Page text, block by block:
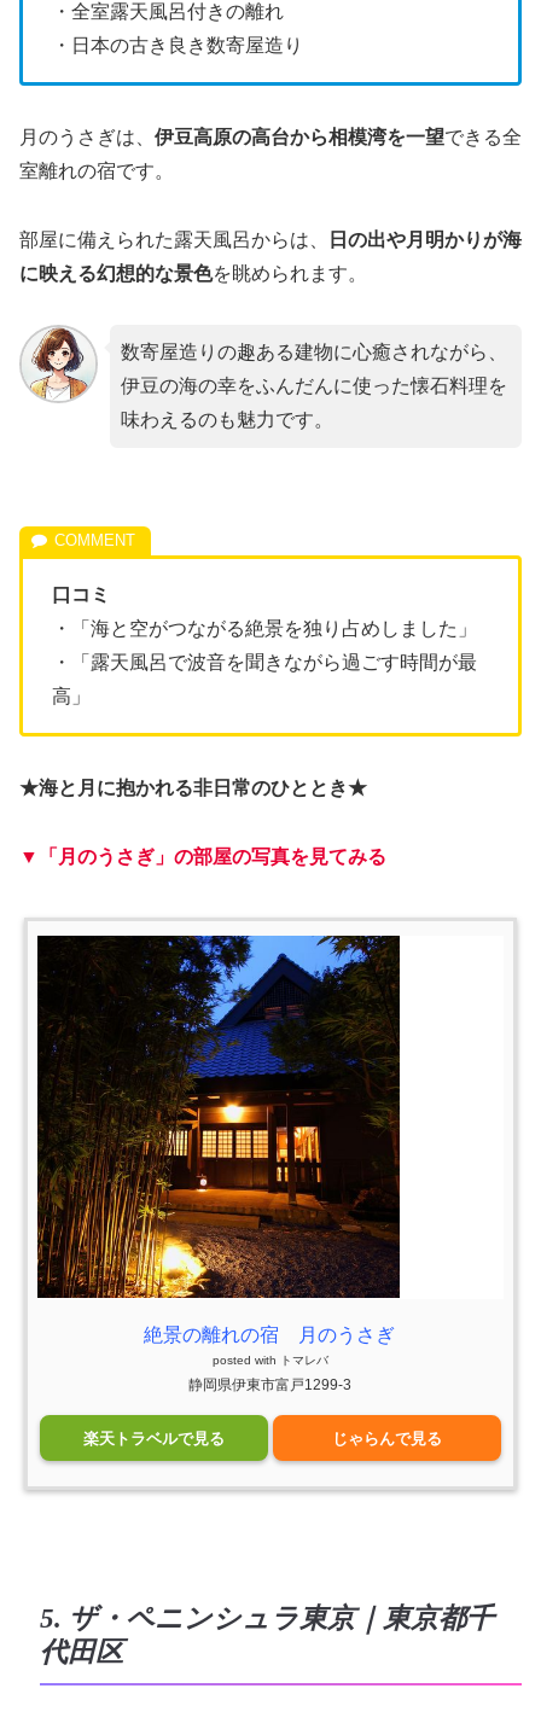
・全室露天風呂付きの離れ
・日本の古き良き数寄屋造り
月のうさぎは、 伊豆高原の高台から相模湾を一望できる全
室離れの宿です。
部屋に備えられた露天風呂からは、
日の出や月明かりが海
に映える幻想的な景色を眺められます。
数寄屋造りの趣ある建物に心癒されながら、
伊豆の海の幸をふんだんに使った懐石料理を
味わえるのも魅力です。
口コミ
・「海と空がつながる絶景を独り占めしました」
・「露天風呂で波音を聞きながら過ごす時間が最
高」
★海と月に抱かれる非日常のひととき★
▼「月のうさぎ」の部屋の写真を見てみる
絶景の離れの宿 月のうさぎ
posted with トマレバ
静岡県伊東市富戸1299-3
楽天トラベルで見る じゃらんで見る
5. ザ・ペニンシュラ東京｜東京都千
代田区